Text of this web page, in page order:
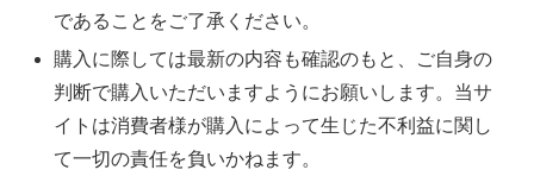
であることをご了承ください。
購入に際しては最新の内容も確認のもと、ご自身の
判断で購入いただいますようにお願いします。当サ
イトは消費者様が購入によって生じた不利益に関し
て一切の責任を負いかねます。